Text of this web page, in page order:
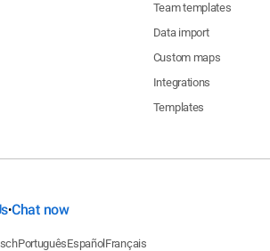
Team templates
Data import
Custom maps
Integrations
Templates
•Chat now
PortuguêsEspañol Français